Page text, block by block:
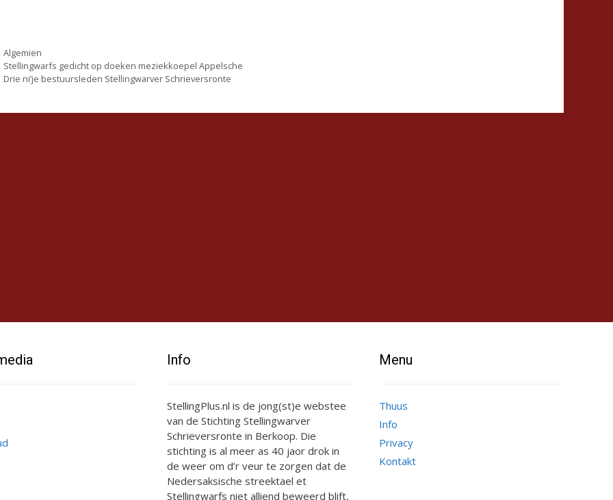
Categorieën
Algemien
Stellingwarfs gedicht op doeken meziekkoepel Appelsche
Drie ni’je bestuursleden Stellingwarver Schrieversronte
Info
StellingPlus.nl is de jong(st)e webstee
van de Stichting Stellingwarver
Schrieversronte in Berkoop. Die
stichting is al meer as 40 jaor drok in
de weer om d’r veur te zorgen dat de
Nedersaksische streektael et
Stellingwarfs niet alliend beweerd blift,
Menu
Thuus
Info
Privacy
Kontakt